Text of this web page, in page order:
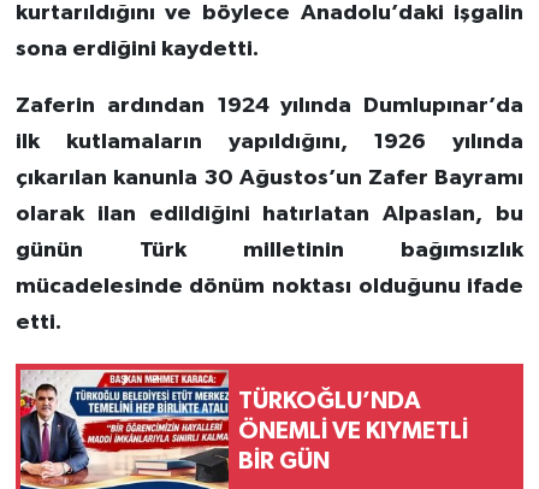
kurtarıldığını ve böylece Anadolu’daki işgalin
sona erdiğini kaydetti.
Zaferin ardından 1924 yılında Dumlupınar’da
ilk kutlamaların yapıldığını, 1926 yılında
çıkarılan kanunla 30 Ağustos’un Zafer Bayramı
olarak ilan edildiğini hatırlatan Alpaslan, bu
günün Türk milletinin bağımsızlık
mücadelesinde dönüm noktası olduğunu ifade
etti.
TÜRKOĞLU’NDA
ÖNEMLİ VE KIYMETLİ
BİR GÜN